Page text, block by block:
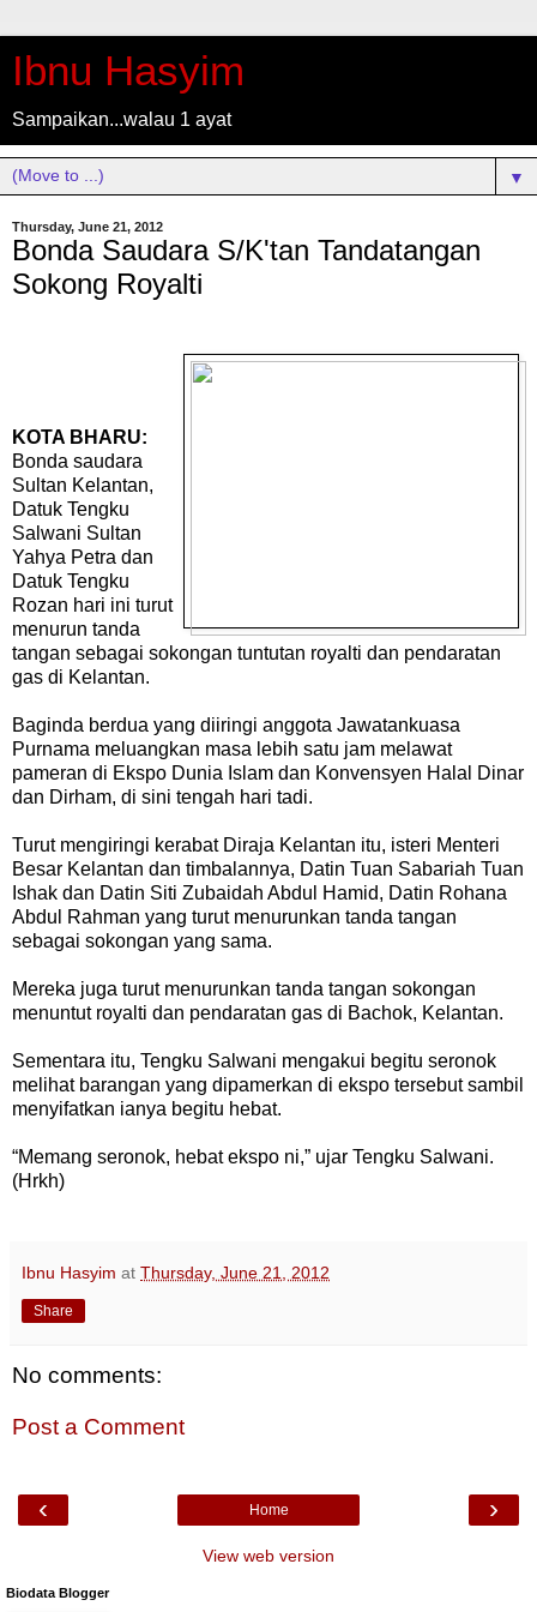
Ibnu Hasyim
Sampaikan...walau 1 ayat
▼
Thursday, June 21, 2012
Bonda Saudara S/K'tan Tandatangan
Sokong Royalti
KOTA BHARU:
Bonda saudara
Sultan Kelantan,
Datuk Tengku
Salwani Sultan
Yahya Petra dan
Datuk Tengku
Rozan hari ini turut
menurun tanda
tangan sebagai sokongan tuntutan royalti dan pendaratan
gas di Kelantan.
Baginda berdua yang diiringi anggota Jawatankuasa
Purnama meluangkan masa lebih satu jam melawat
pameran di Ekspo Dunia Islam dan Konvensyen Halal Dinar
dan Dirham, di sini tengah hari tadi.
Turut mengiringi kerabat Diraja Kelantan itu, isteri Menteri
Besar Kelantan dan timbalannya, Datin Tuan Sabariah Tuan
Ishak dan Datin Siti Zubaidah Abdul Hamid, Datin Rohana
Abdul Rahman yang turut menurunkan tanda tangan
sebagai sokongan yang sama.
Mereka juga turut menurunkan tanda tangan sokongan
menuntut royalti dan pendaratan gas di Bachok, Kelantan.
Sementara itu, Tengku Salwani mengakui begitu seronok
melihat barangan yang dipamerkan di ekspo tersebut sambil
menyifatkan ianya begitu hebat.
“Memang seronok, hebat ekspo ni,” ujar Tengku Salwani.
(Hrkh)
Ibnu Hasyim at Thursday, June 21, 2012
Share
No comments:
Post a Comment
‹ ›
Home
View web version
Biodata Blogger